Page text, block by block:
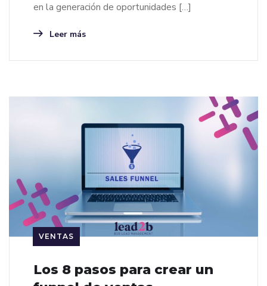
en la generación de oportunidades […]
Leer más
VENTAS
Los 8 pasos para crear un